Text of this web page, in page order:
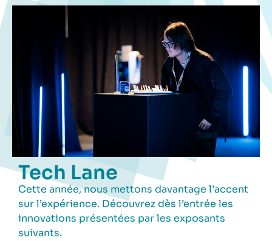
Tech Lane
Cette année, nous mettons davantage l’accent
sur l’expérience. Découvrez dès l’entrée les
innovations présentées par les exposants
suivants.